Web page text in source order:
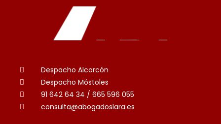
Despacho Alcorcón
Despacho Móstoles
91 642 64 34 / 665 596 055
consulta@abogadoslara.es